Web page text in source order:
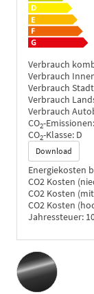
Verbrauch
Verbrauch
Verbrauch
Verbrauch
Verbrauch
CO2-Emissionen:
CO2-Klasse: D
Download
Energiekosten
CO2 Kosten
CO2 Kosten
CO2 Kosten
Jahressteuer: